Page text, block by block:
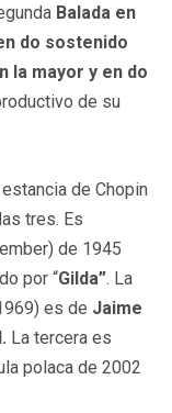
Balada en
do sostenido
la mayor y en do
de su
de Chopin
tres. Es
de 1945
por “Gilda”. La
es de Jaime
La tercera es
polaca de 2002